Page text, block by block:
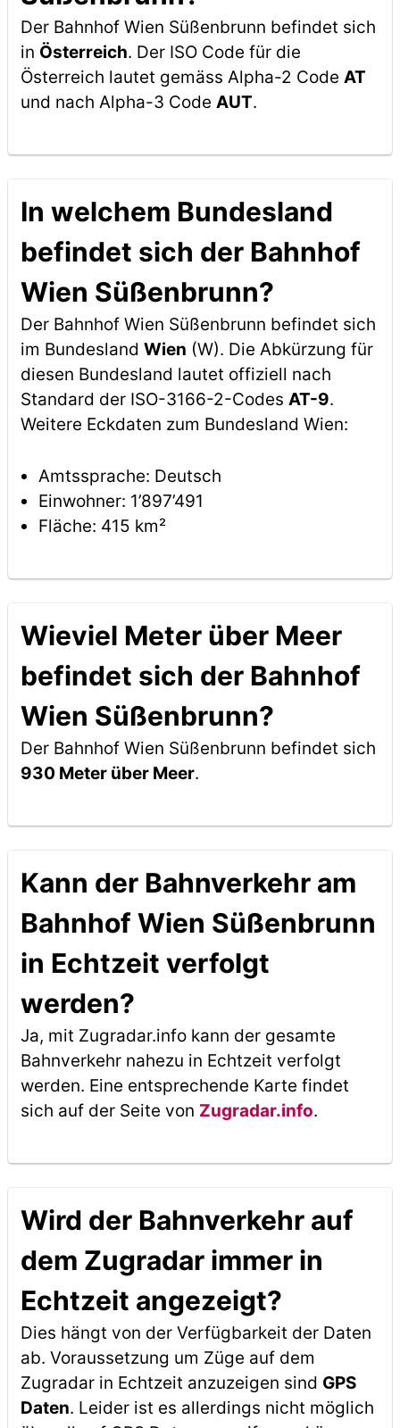
Der Bahnhof Wien Süßenbrunn befindet sich
in Österreich. Der ISO Code für die
Österreich lautet gemäss Alpha-2 Code AT
und nach Alpha-3 Code AUT.
In welchem Bundesland
befindet sich der Bahnhof
Wien Süßenbrunn?
Der Bahnhof Wien Süßenbrunn befindet sich
im Bundesland Wien (W). Die Abkürzung für
diesen Bundesland lautet offiziell nach
Standard der ISO-3166-2-Codes AT-9.
Weitere Eckdaten zum Bundesland Wien:
Amtssprache: Deutsch
Einwohner: 1’897’491
Fläche: 415 km²
Wieviel Meter über Meer
befindet sich der Bahnhof
Wien Süßenbrunn?
Der Bahnhof Wien Süßenbrunn befindet sich
930 Meter über Meer.
Kann der Bahnverkehr am
Bahnhof Wien Süßenbrunn
in Echtzeit verfolgt
werden?
Ja, mit Zugradar.info kann der gesamte
Bahnverkehr nahezu in Echtzeit verfolgt
werden. Eine entsprechende Karte findet
sich auf der Seite von Zugradar.info.
Wird der Bahnverkehr auf
dem Zugradar immer in
Echtzeit angezeigt?
Dies hängt von der Verfügbarkeit der Daten
ab. Voraussetzung um Züge auf dem
Zugradar in Echtzeit anzuzeigen sind GPS
Daten. Leider ist es allerdings nicht möglich